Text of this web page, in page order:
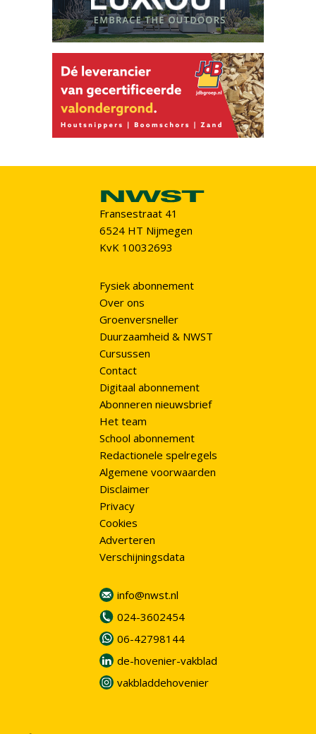
Fransestraat 41
6524 HT Nijmegen
KvK 10032693
Fysiek abonnement
Over ons
Groenversneller
Duurzaamheid & NWST
Cursussen
Contact
Digitaal abonnement
Abonneren nieuwsbrief
Het team
School abonnement
Redactionele spelregels
Algemene voorwaarden
Disclaimer
Privacy
Cookies
Adverteren
Verschijningsdata
info@nwst.nl
024-3602454
06-42798144
de-hovenier-vakblad
vakbladdehovenier